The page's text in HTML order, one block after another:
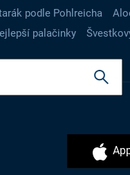
podle Pohlreicha
palačinky